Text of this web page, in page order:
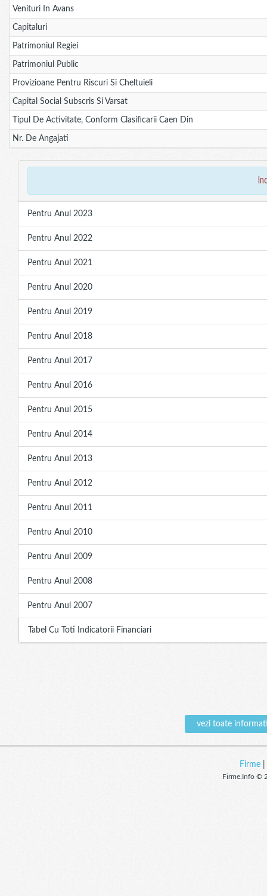
Venituri In Avans
Capitaluri
Patrimoniul Regiei
Patrimoniul Public
Provizioane Pentru Riscuri Si Cheltuieli
Capital Social Subscris Si Varsat
Tipul De Activitate, Conform Clasificarii Caen Din
Nr. De Angajati
Pentru Anul 2023
Pentru Anul 2022
Pentru Anul 2021
Pentru Anul 2020
Pentru Anul 2019
Pentru Anul 2018
Pentru Anul 2017
Pentru Anul 2016
Pentru Anul 2015
Pentru Anul 2014
Pentru Anul 2013
Pentru Anul 2012
Pentru Anul 2011
Pentru Anul 2010
Pentru Anul 2009
Pentru Anul 2008
Pentru Anul 2007
Tabel Cu Toti Indicatorii Financiari
vezi toate
Firme|
Firme.Info ©